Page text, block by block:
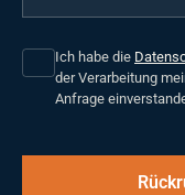
Ich habe die
der Verarbeitung
Anfrage